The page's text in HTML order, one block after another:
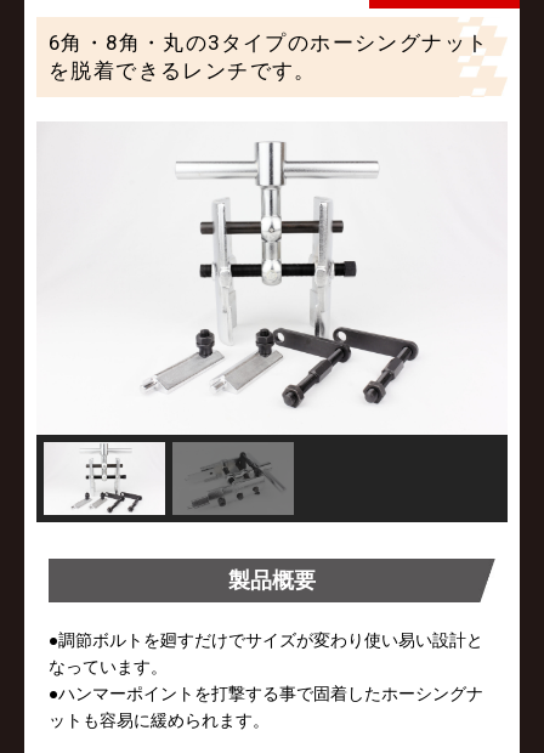
6角・8角・丸の3タイプのホーシングナット
を脱着できるレンチです。
製品概要
●調節ボルトを廻すだけでサイズが変わり使い易い設計と
なっています。
●ハンマーポイントを打撃する事で固着したホーシングナ
ットも容易に緩められます。